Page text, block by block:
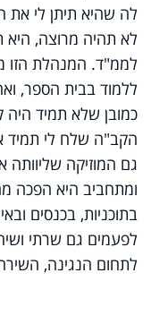
לה שהיא תיתן לי את
לא תהיה מרוצה, היא
לממ"ד. המנהלת הזו
ללמוד בבית הספר,
כמובן שלא תמיד היה
הקב"ה שלח לי תמיד
גם המוזיקה שליוותה
ומתחביב היא הפכה
בתוכניות, בכנסים
לפעמים גם שרתי
לתחום הנגינה,